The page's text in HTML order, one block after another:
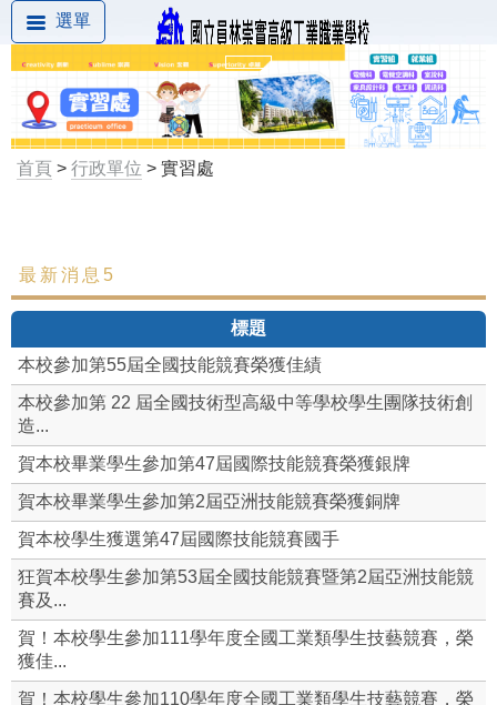
選單
首頁 > 行政單位 > 實習處
最新消息
工作職掌
實習組
就業輔導組
校外職場參觀
全國技術士技能檢定
全國工科技藝競賽資源站
最新消息5
標題
本校參加第55屆全國技能競賽榮獲佳績
本校參加第 22 屆全國技術型高級中等學校學生團隊技術創
造...
賀本校畢業學生參加第47屆國際技能競賽榮獲銀牌
賀本校畢業學生參加第2屆亞洲技能競賽榮獲銅牌
賀本校學生獲選第47屆國際技能競賽國手
狂賀本校學生參加第53屆全國技能競賽暨第2屆亞洲技能競
賽及...
賀！本校學生參加111學年度全國工業類學生技藝競賽，榮
獲佳...
賀！本校學生參加110學年度全國工業類學生技藝競賽，榮